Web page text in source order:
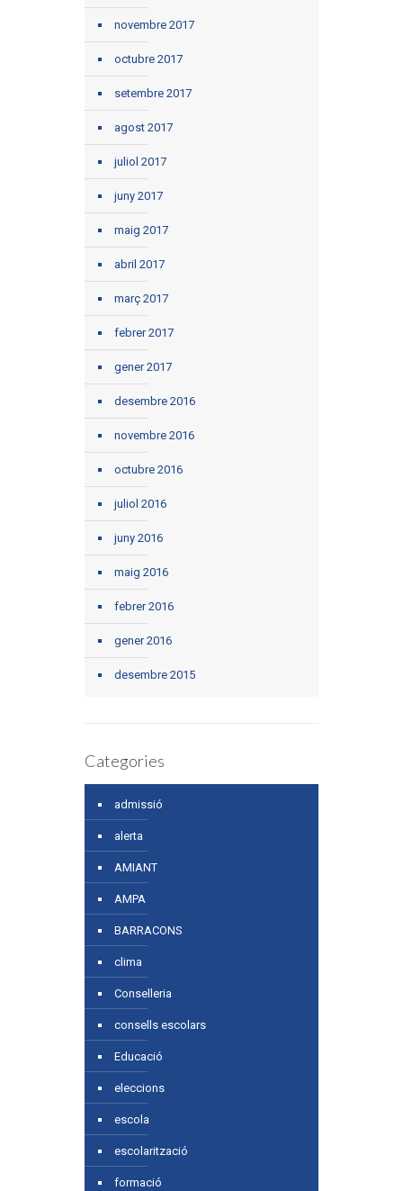
novembre 2017
octubre 2017
setembre 2017
agost 2017
juliol 2017
juny 2017
maig 2017
abril 2017
març 2017
febrer 2017
gener 2017
desembre 2016
novembre 2016
octubre 2016
juliol 2016
juny 2016
maig 2016
febrer 2016
gener 2016
desembre 2015
Categories
admissió
alerta
AMIANT
AMPA
BARRACONS
clima
Conselleria
consells escolars
Educació
eleccions
escola
escolarització
formació